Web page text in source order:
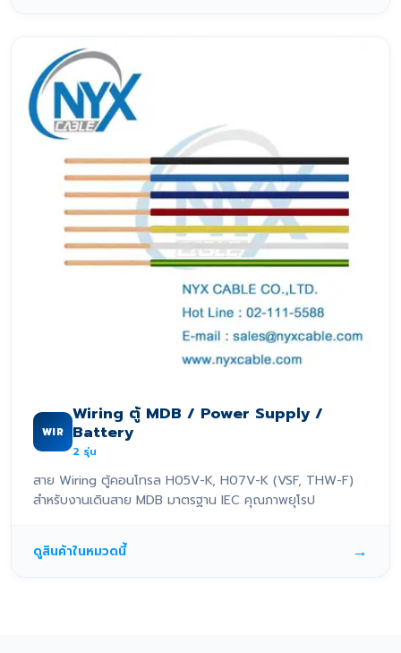
WIR
Wiring ตู้ MDB / Power Supply /
Battery
2 รุ่น
สาย Wiring ตู้คอนโทรล H05V-K, H07V-K (VSF, THW-F)
สำหรับงานเดินสาย MDB มาตรฐาน IEC คุณภาพยุโรป
ดูสินค้าในหมวดนี้ →